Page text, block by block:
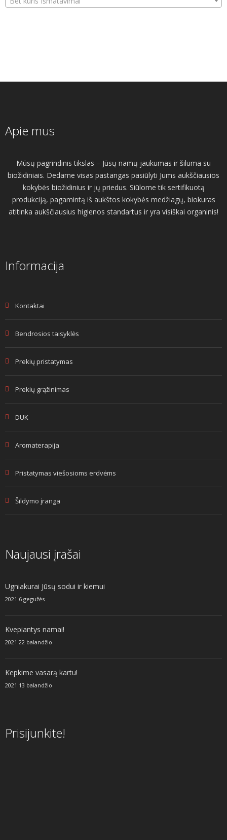
Apie mus
Mūsų pagrindinis tikslas – Jūsų namų jaukumas ir šiluma su
biožidiniais. Dedame visas pastangas pasiūlyti Jums aukščiausios
kokybės biožidinius ir jų priedus. Siūlome tik sertifikuotą
produkciją, pagamintą iš aukštos kokybės medžiagų, biokuras
atitinka aukščiausius higienos standartus ir yra visiškai organinis!
Informacija
Kontaktai
Bendrosios taisyklės
Prekių pristatymas
Prekių grąžinimas
DUK
Aromaterapija
Pristatymas viešosioms erdvėms
Šildymo įranga
Naujausi įrašai
Ugniakurai Jūsų sodui ir kiemui
2021 6 gegužės
Kvepiantys namai!
2021 22 balandžio
Kepkime vasarą kartu!
2021 13 balandžio
Prisijunkite!